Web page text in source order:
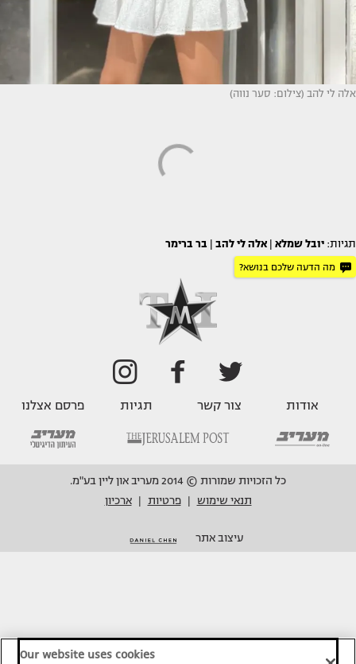
אלה לי להב (צילום: סער נווה)
תגיות: יובל שמלא אלה לי להב בר ברימר
מה הדעה שלכם בנושא?
אודות צור קשר תגיות פרסם אצלנו
כל הזכויות שמורות © 2014 מעריב און ליין בע"מ.
תנאי שימוש
פרטיות ארכיון
עיצוב אתר
Our website uses cookies